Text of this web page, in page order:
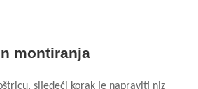
montiranja
sljedeći korak je napraviti niz